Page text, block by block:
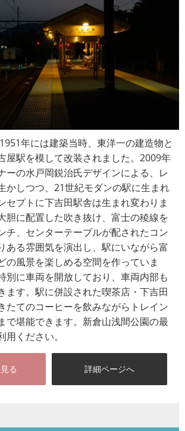
年には建築当時、東洋一の建造物と
屋駅を模して改装されました。2009年
ーの水戸岡鋭治氏デザインによる、レ
かしつつ、21世紀モダンの駅に生まれ
セプトに下吉田駅舎は生まれ変わりま
胆に配置した吹き抜け、富士の稜線を
チ、センターテーブルが配されたコン
ある雰囲気を演出し、駅にいながら富
の風景を楽しめる空間を作っていま
別に車両を開放しており、車両内部も
ます。駅に併設された喫茶店・下吉田
たてのコーヒーを飲みながらトレイン
で堪能できます。新倉山浅間公園の最
ください。
る 詳細ページへ